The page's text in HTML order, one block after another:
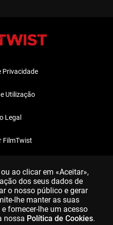
Privacidade
Utilização
Legal
FilmTwist
ao clicar em «Aceitar»,
dos seus dados de
o nosso público e gerar
lhe manter as suas
fornecer-lhe um acesso
nossa Política de Cookies.